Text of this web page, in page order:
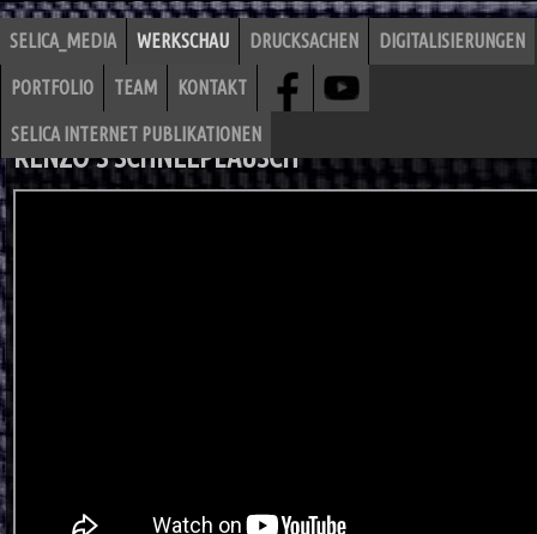
SELICA_MEDIA WERKSCHAU DRUCKSACHEN DIGITALISIERUNGEN
PORTFOLIO TEAM KONTAKT
SELICA INTERNET PUBLIKATIONEN
RENZO'S SCHNEEPLAUSCH